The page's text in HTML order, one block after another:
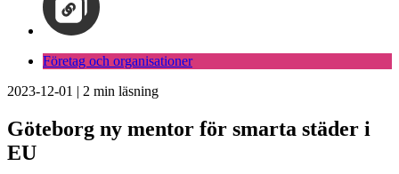
Företag och organisationer
2023-12-01 | 2 min läsning
Göteborg ny mentor för smarta städer i
EU